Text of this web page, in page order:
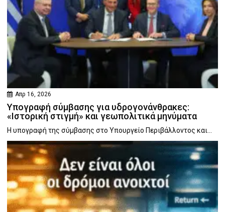
Απρ 16, 2026
Υπογραφή σύμβασης για υδρογονάνθρακες:
«Ιστορική στιγμή» και γεωπολιτικά μηνύματα
Η υπογραφή της σύμβασης στο Υπουργείο Περιβάλλοντος και...